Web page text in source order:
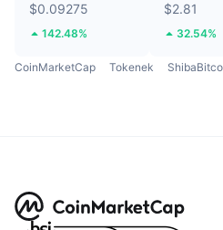
$0.09275
142.48%
$2.81
32.54%
CoinMarketCap Tokenek